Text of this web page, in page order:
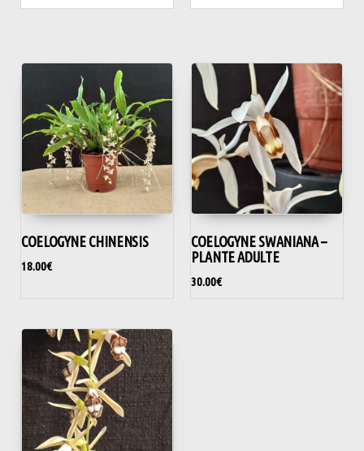
COELOGYNE CHINENSIS
18.00€
COELOGYNE SWANIANA –
PLANTE ADULTE
30.00€